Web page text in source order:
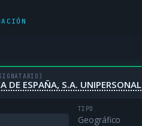
DE ESPAÑA, S.A. UNIPERSONAL
TIPO
Geográfico